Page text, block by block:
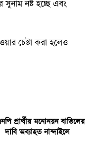
সুনাম নষ্ট হচ্ছে এবং
চেষ্টা করা হলেও
প্রার্থীর মনোনয়ন বাতিলের
দাবি অব্যাহত নান্দাইলে